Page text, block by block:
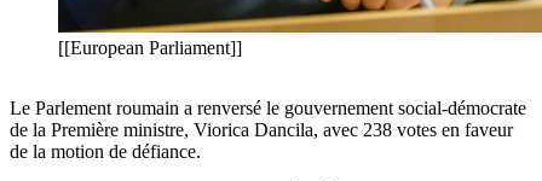
[[European Parliament]]
Le Parlement roumain a renversé le gouvernement social-démocrate
de la Première ministre, Viorica Dancila, avec 238 votes en faveur
de la motion de défiance.